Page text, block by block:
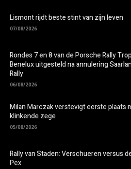
Lismont rijdt beste stint van zijn leven
07/08/2026
Rondes 7 en 8 van de Porsche Rally
Benelux uitgesteld na annulering
Rally
06/08/2026
Milan Marczak verstevigt eerste plaats
klinkende zege
05/08/2026
Rally van Staden: Verschueren versus
Pex